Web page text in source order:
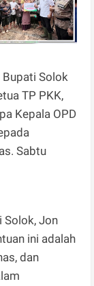
Bupati Solok
TP PKK,
Kepala OPD
Sabtu
Solok, Jon
ini adalah
dan